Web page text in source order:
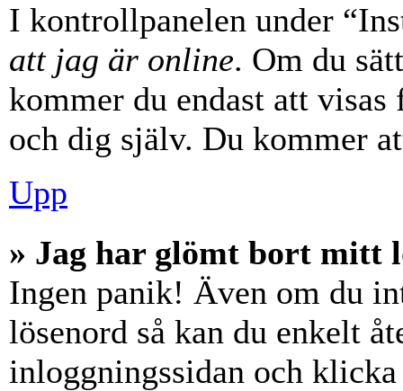
I kontrollpanelen under
att jag är online. Om du
kommer du endast att
och dig själv. Du kommer
Upp
» Jag har glömt bort mitt
Ingen panik! Även om du
lösenord så kan du enkelt
inloggningssidan och